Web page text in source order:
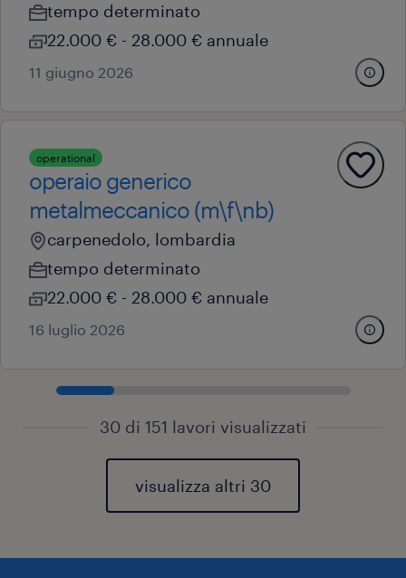
tempo determinato
22.000 € - 28.000 € annuale
11 giugno 2026
operational
operaio generico
metalmeccanico (m\f\nb)
carpenedolo, lombardia
tempo determinato
22.000 € - 28.000 € annuale
16 luglio 2026
30 di 151 lavori visualizzati
visualizza altri 30